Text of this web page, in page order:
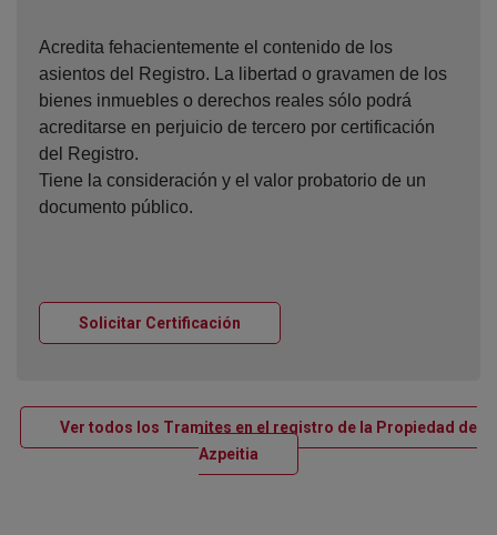
Acredita fehacientemente el contenido de los
asientos del Registro. La libertad o gravamen de los
bienes inmuebles o derechos reales sólo podrá
acreditarse en perjuicio de tercero por certificación
del Registro.
Tiene la consideración y el valor probatorio de un
documento público.
Solicitar Certificación
Ver todos los Tramites en el registro de la Propiedad de
Azpeitia Ventana nueva